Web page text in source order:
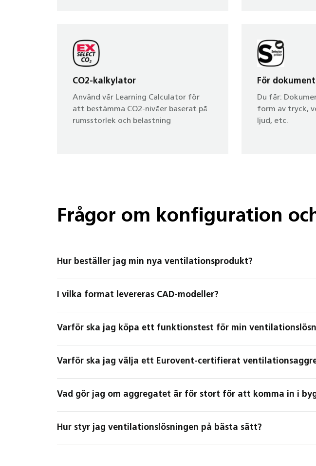
CO2-kalkylator
Använd vår Learning Calculator för
att bestämma CO2-nivåer baserat på
rumsstorlek och belastning
För
Du får:
form av tryck,
ljud, etc.
Frågor om konfiguration
Hur beställer jag min nya ventilationsprodukt?
I vilka format levereras CAD-modeller?
Varför ska jag köpa ett funktionstest för min
Varför ska jag välja ett Eurovent-certifierat
Vad gör jag om aggregatet är för stort för att komma in i
Hur styr jag ventilationslösningen på bästa sätt?